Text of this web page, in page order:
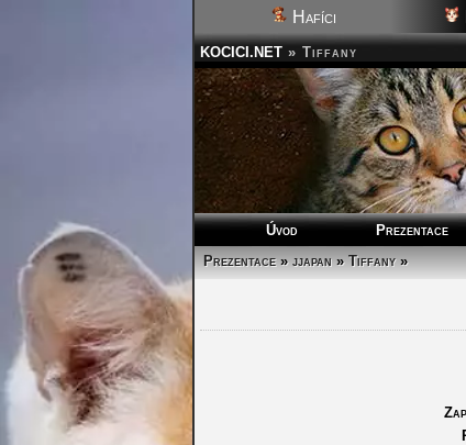
Hafíci
KOCICI.NET » Tiffany
Úvod Prezentace
Prezentace»jjapan»Tiffany»